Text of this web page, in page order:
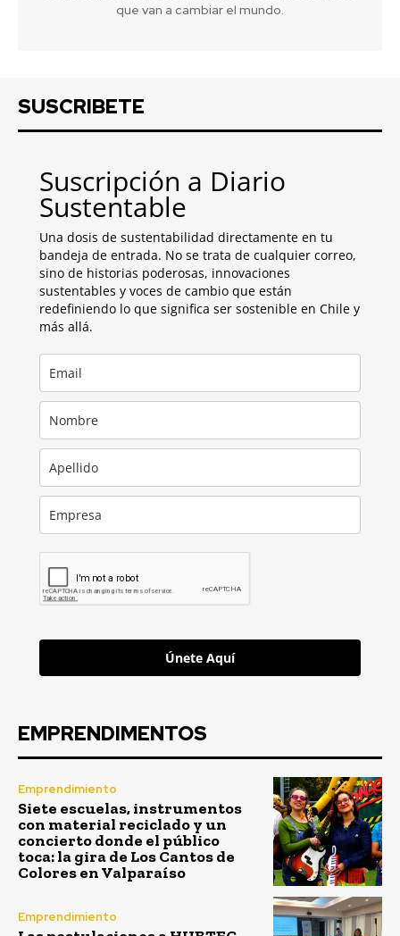
que van a cambiar el mundo.
SUSCRIBETE
Suscripción a Diario
Sustentable
Una dosis de sustentabilidad directamente en tu
bandeja de entrada. No se trata de cualquier correo,
sino de historias poderosas, innovaciones
sustentables y voces de cambio que están
redefiniendo lo que significa ser sostenible en Chile y
más allá.
Únete Aquí
EMPRENDIMENTOS
Emprendimiento
Siete escuelas, instrumentos
con material reciclado y un
concierto donde el público
toca: la gira de Los Cantos de
Colores en Valparaíso
Emprendimiento